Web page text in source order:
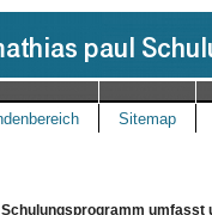
Sitemap
umfasst